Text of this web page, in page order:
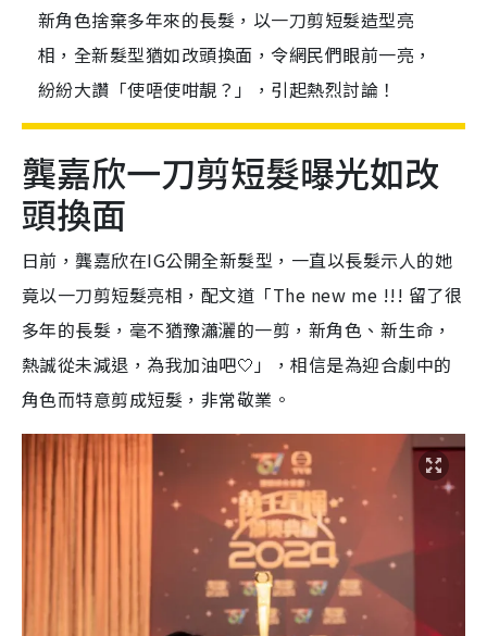
新角色捨棄多年來的長髮，以一刀剪短髮造型亮
相，全新髮型猶如改頭換面，令網民們眼前一亮，
紛紛大讚「使唔使咁靚？」，引起熱烈討論！
龔嘉欣一刀剪短髮曝光如改
頭換面
日前，龔嘉欣在IG公開全新髮型，一直以長髮示人的她
竟以一刀剪短髮亮相，配文道「The new me !!! 留了很
多年的長髮，毫不猶豫瀟灑的一剪，新角色、新生命，
熱誠從未減退，為我加油吧🤍」，相信是為迎合劇中的
角色而特意剪成短髮，非常敬業。